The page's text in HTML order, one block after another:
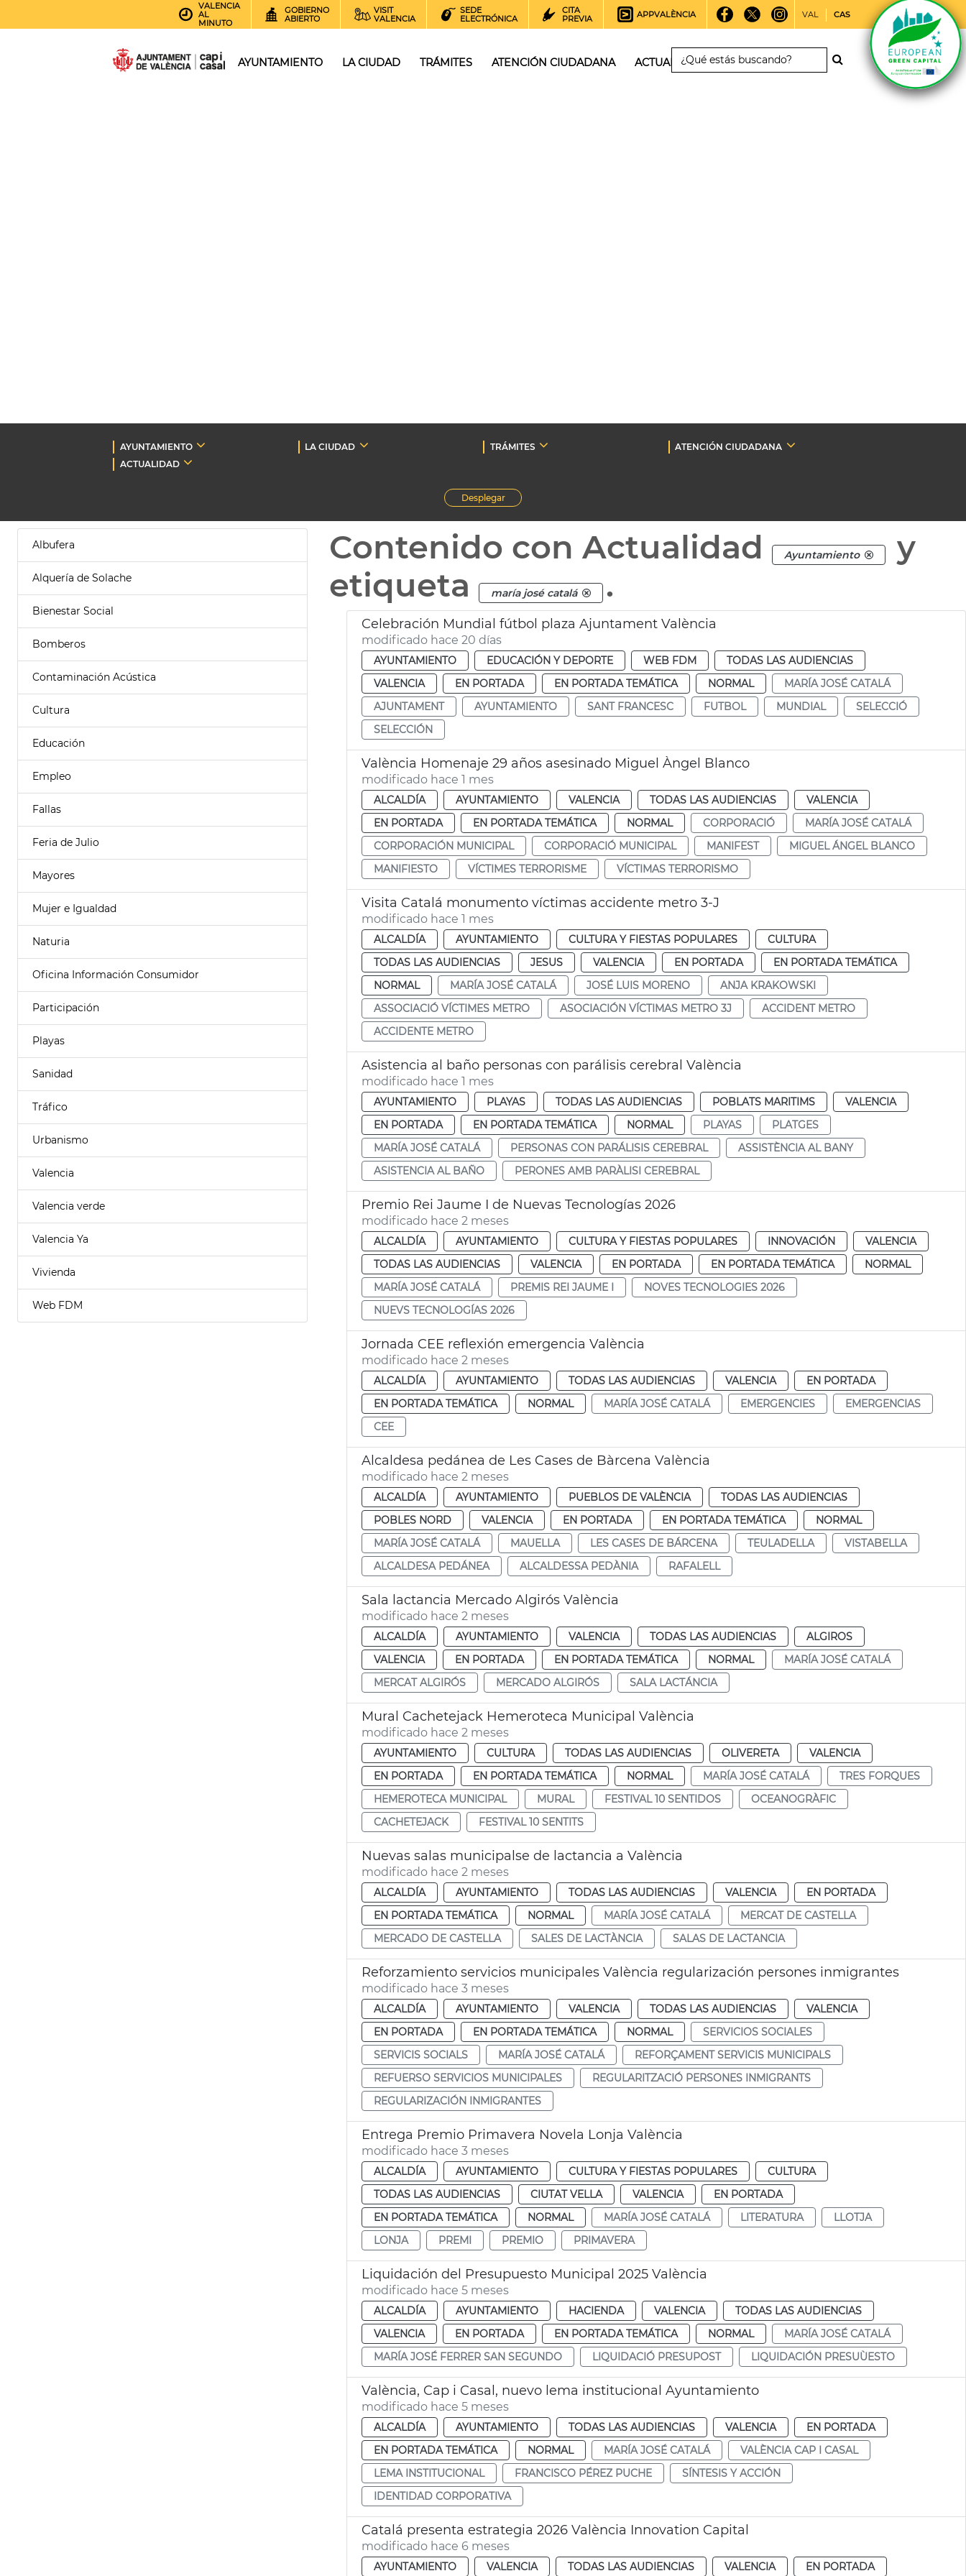
VALENCIA
AL
MINUTO
GOBIERNO
ABIERTO
VISIT
VALENCIA
SEDE
ELECTRÓNICA
CITA
PREVIA
APPVALÈNCIA VAL CAS
AYUNTAMIENTO LA CIUDAD TRÁMITES ATENCIÓN CIUDADANA ACTUALIDAD
AYUNTAMIENTO LA CIUDAD TRÁMITES
ATENCIÓN CIUDADANA
ACTUALIDAD
Desplegar
Albufera
Alquería de Solache
Bienestar Social
Bomberos
Contaminación Acústica
Cultura
Educación
Empleo
Fallas
Feria de Julio
Mayores
Mujer e Igualdad
Naturia
Oficina Información Consumidor
Participación
Playas
Sanidad
Tráfico
Urbanismo
Valencia
Valencia verde
Valencia Ya
Vivienda
Web FDM
Contenido con Actualidad Ayuntamiento
y
etiqueta
maría josé catalá .
Celebración Mundial fútbol plaza Ajuntament València
modificado hace 20 días
AYUNTAMIENTO EDUCACIÓN Y DEPORTE WEB FDM
TODAS LAS AUDIENCIAS
VALENCIA
EN PORTADA EN PORTADA TEMÁTICA NORMAL
MARÍA JOSÉ CATALÁ
AJUNTAMENT
AYUNTAMIENTO SANT FRANCESC FUTBOL MUNDIAL
SELECCIÓ
SELECCIÓN
València Homenaje 29 años asesinado Miguel Àngel Blanco
modificado hace 1 mes
ALCALDÍA AYUNTAMIENTO VALENCIA TODAS LAS AUDIENCIAS
VALENCIA
EN PORTADA
EN PORTADA TEMÁTICA NORMAL CORPORACIÓ
MARÍA JOSÉ CATALÁ
CORPORACIÓN MUNICIPAL
CORPORACIÓ MUNICIPAL MANIFEST
MIGUEL ÁNGEL BLANCO
MANIFIESTO
VÍCTIMES TERRORISME VÍCTIMAS TERRORISMO
Visita Catalá monumento víctimas accidente metro 3-J
modificado hace 1 mes
ALCALDÍA AYUNTAMIENTO CULTURA Y FIESTAS POPULARES
CULTURA
TODAS LAS AUDIENCIAS
JESUS VALENCIA EN PORTADA
EN PORTADA TEMÁTICA
NORMAL
MARÍA JOSÉ CATALÁ JOSÉ LUIS MORENO
ANJA KRAKOWSKI
ASSOCIACIÓ VÍCTIMES METRO
ASOCIACIÓN VÍCTIMAS METRO 3J
ACCIDENT METRO
ACCIDENTE METRO
Asistencia al baño personas con parálisis cerebral València
modificado hace 1 mes
AYUNTAMIENTO PLAYAS TODAS LAS AUDIENCIAS POBLATS MARITIMS
VALENCIA
EN PORTADA
EN PORTADA TEMÁTICA NORMAL PLAYAS
PLATGES
MARÍA JOSÉ CATALÁ
PERSONAS CON PARÁLISIS CEREBRAL
ASSISTÈNCIA AL BANY
ASISTENCIA AL BAÑO
PERONES AMB PARÀLISI CEREBRAL
Premio Rei Jaume I de Nuevas Tecnologías 2026
modificado hace 2 meses
ALCALDÍA AYUNTAMIENTO CULTURA Y FIESTAS POPULARES INNOVACIÓN
VALENCIA
TODAS LAS AUDIENCIAS
VALENCIA EN PORTADA EN PORTADA TEMÁTICA
NORMAL
MARÍA JOSÉ CATALÁ
PREMIS REI JAUME I
NOVES TECNOLOGIES 2026
NUEVS TECNOLOGÍAS 2026
Jornada CEE reflexión emergencia València
modificado hace 2 meses
ALCALDÍA AYUNTAMIENTO TODAS LAS AUDIENCIAS VALENCIA
EN PORTADA
EN PORTADA TEMÁTICA
NORMAL MARÍA JOSÉ CATALÁ EMERGENCIES
EMERGENCIAS
CEE
Alcaldesa pedánea de Les Cases de Bàrcena València
modificado hace 2 meses
ALCALDÍA AYUNTAMIENTO PUEBLOS DE VALÈNCIA
TODAS LAS AUDIENCIAS
POBLES NORD
VALENCIA EN PORTADA EN PORTADA TEMÁTICA
NORMAL
MARÍA JOSÉ CATALÁ
MAUELLA LES CASES DE BÁRCENA TEULADELLA
VISTABELLA
ALCALDESA PEDÁNEA
ALCALDESSA PEDÀNIA RAFALELL
Sala lactancia Mercado Algirós València
modificado hace 2 meses
ALCALDÍA AYUNTAMIENTO VALENCIA TODAS LAS AUDIENCIAS
ALGIROS
VALENCIA
EN PORTADA EN PORTADA TEMÁTICA NORMAL
MARÍA JOSÉ CATALÁ
MERCAT ALGIRÓS
MERCADO ALGIRÓS SALA LACTÁNCIA
Mural Cachetejack Hemeroteca Municipal València
modificado hace 2 meses
AYUNTAMIENTO CULTURA TODAS LAS AUDIENCIAS OLIVERETA
VALENCIA
EN PORTADA
EN PORTADA TEMÁTICA NORMAL MARÍA JOSÉ CATALÁ
TRES FORQUES
HEMEROTECA MUNICIPAL
MURAL FESTIVAL 10 SENTIDOS
OCEANOGRÀFIC
CACHETEJACK
FESTIVAL 10 SENTITS
Nuevas salas municipalse de lactancia a València
modificado hace 2 meses
ALCALDÍA AYUNTAMIENTO TODAS LAS AUDIENCIAS VALENCIA
EN PORTADA
EN PORTADA TEMÁTICA
NORMAL MARÍA JOSÉ CATALÁ
MERCAT DE CASTELLA
MERCADO DE CASTELLA
SALES DE LACTÀNCIA SALAS DE LACTANCIA
Reforzamiento servicios municipales València regularización persones inmigrantes
modificado hace 3 meses
ALCALDÍA AYUNTAMIENTO VALENCIA TODAS LAS AUDIENCIAS
VALENCIA
EN PORTADA
EN PORTADA TEMÁTICA NORMAL
SERVICIOS SOCIALES
SERVICIS SOCIALS
MARÍA JOSÉ CATALÁ
REFORÇAMENT SERVICIS MUNICIPALS
REFUERSO SERVICIOS MUNICIPALES
REGULARITZACIÓ PERSONES INMIGRANTS
REGULARIZACIÓN INMIGRANTES
Entrega Premio Primavera Novela Lonja València
modificado hace 3 meses
ALCALDÍA AYUNTAMIENTO CULTURA Y FIESTAS POPULARES
CULTURA
TODAS LAS AUDIENCIAS
CIUTAT VELLA VALENCIA
EN PORTADA
EN PORTADA TEMÁTICA
NORMAL MARÍA JOSÉ CATALÁ LITERATURA
LLOTJA
LONJA
PREMI PREMIO PRIMAVERA
Liquidación del Presupuesto Municipal 2025 València
modificado hace 5 meses
ALCALDÍA AYUNTAMIENTO HACIENDA VALENCIA
TODAS LAS AUDIENCIAS
VALENCIA
EN PORTADA EN PORTADA TEMÁTICA NORMAL
MARÍA JOSÉ CATALÁ
MARÍA JOSÉ FERRER SAN SEGUNDO
LIQUIDACIÓ PRESUPOST LIQUIDACIÓN PRESUÙESTO
València, Cap i Casal, nuevo lema institucional Ayuntamiento
modificado hace 5 meses
ALCALDÍA AYUNTAMIENTO TODAS LAS AUDIENCIAS VALENCIA
EN PORTADA
EN PORTADA TEMÁTICA
NORMAL MARÍA JOSÉ CATALÁ
VALÈNCIA CAP I CASAL
LEMA INSTITUCIONAL
FRANCISCO PÉREZ PUCHE
SÍNTESIS Y ACCIÓN
IDENTIDAD CORPORATIVA
Catalá presenta estrategia 2026 València Innovation Capital
modificado hace 6 meses
AYUNTAMIENTO VALENCIA TODAS LAS AUDIENCIAS VALENCIA EN PORTADA